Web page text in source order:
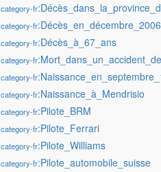
category-fr
category-fr:Décès_en_décembre_2006
category-fr:Décès_à_67_ans
category-fr
category-fr
category-fr:Naissance_à_Mendrisio
category-fr:Pilote_BRM
category-fr:Pilote_Ferrari
category-fr:Pilote_Williams
category-fr:Pilote_automobile_suisse